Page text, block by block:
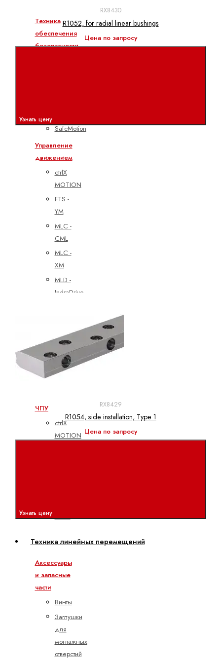
Техника
обеспечения
безопасности
SafeMotion
Управление
движением
ctrlX
MOTION
FTS -
YM
MLC -
CML
MLC -
XM
MLD -
IndraDrive
Частотные
преобразователи
EFC3610
EFC5610
ЧПУ
ctrlX
MOTION
micro
Техника линейных перемещений
Аксессуары
и запасные
части
Винты
Заглушки
для
монтажных
отверстий
RX8430
R1052, for radial linear bushings
Цена по запросу
Узнать цену
RX8429
R1054, side installation, Type 1
Цена по запросу
Узнать цену